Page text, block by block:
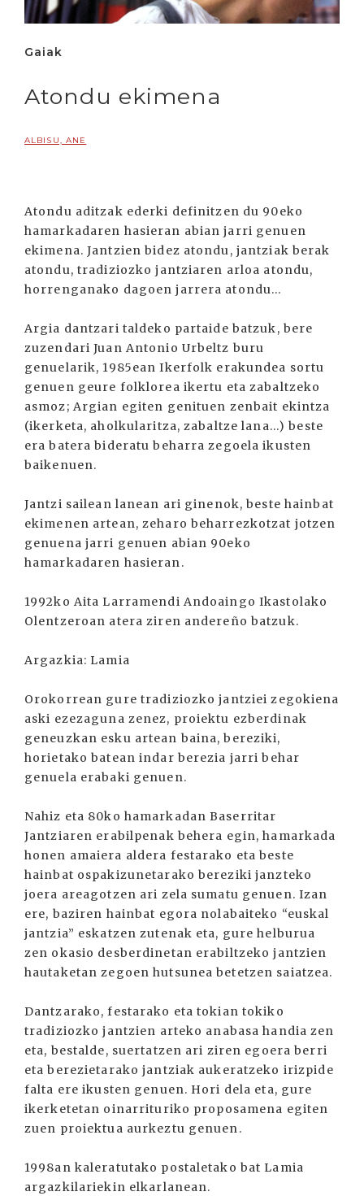
Gaiak
Atondu ekimena
ALBISU, ANE
Atondu aditzak ederki definitzen du 90eko
hamarkadaren hasieran abian jarri genuen
ekimena. Jantzien bidez atondu, jantziak berak
atondu, tradiziozko jantziaren arloa atondu,
horrenganako dagoen jarrera atondu...
Argia dantzari taldeko partaide batzuk, bere
zuzendari Juan Antonio Urbeltz buru
genuelarik, 1985ean Ikerfolk erakundea sortu
genuen geure folklorea ikertu eta zabaltzeko
asmoz; Argian egiten genituen zenbait ekintza
(ikerketa, aholkularitza, zabaltze lana...) beste
era batera bideratu beharra zegoela ikusten
baikenuen.
Jantzi sailean lanean ari ginenok, beste hainbat
ekimenen artean, zeharo beharrezkotzat jotzen
genuena jarri genuen abian 90eko
hamarkadaren hasieran.
1992ko Aita Larramendi Andoaingo Ikastolako
Olentzeroan atera ziren andereño batzuk.
Argazkia: Lamia
Orokorrean gure tradiziozko jantziei zegokiena
aski ezezaguna zenez, proiektu ezberdinak
geneuzkan esku artean baina, bereziki,
horietako batean indar berezia jarri behar
genuela erabaki genuen.
Nahiz eta 80ko hamarkadan Baserritar
Jantziaren erabilpenak behera egin, hamarkada
honen amaiera aldera festarako eta beste
hainbat ospakizunetarako bereziki janzteko
joera areagotzen ari zela sumatu genuen. Izan
ere, baziren hainbat egora nolabaiteko “euskal
jantzia” eskatzen zutenak eta, gure helburua
zen okasio desberdinetan erabiltzeko jantzien
hautaketan zegoen hutsunea betetzen saiatzea.
Dantzarako, festarako eta tokian tokiko
tradiziozko jantzien arteko anabasa handia zen
eta, bestalde, suertatzen ari ziren egoera berri
eta berezietarako jantziak aukeratzeko irizpide
falta ere ikusten genuen. Hori dela eta, gure
ikerketetan oinarrituriko proposamena egiten
zuen proiektua aurkeztu genuen.
1998an kaleratutako postaletako bat Lamia
argazkilariekin elkarlanean.